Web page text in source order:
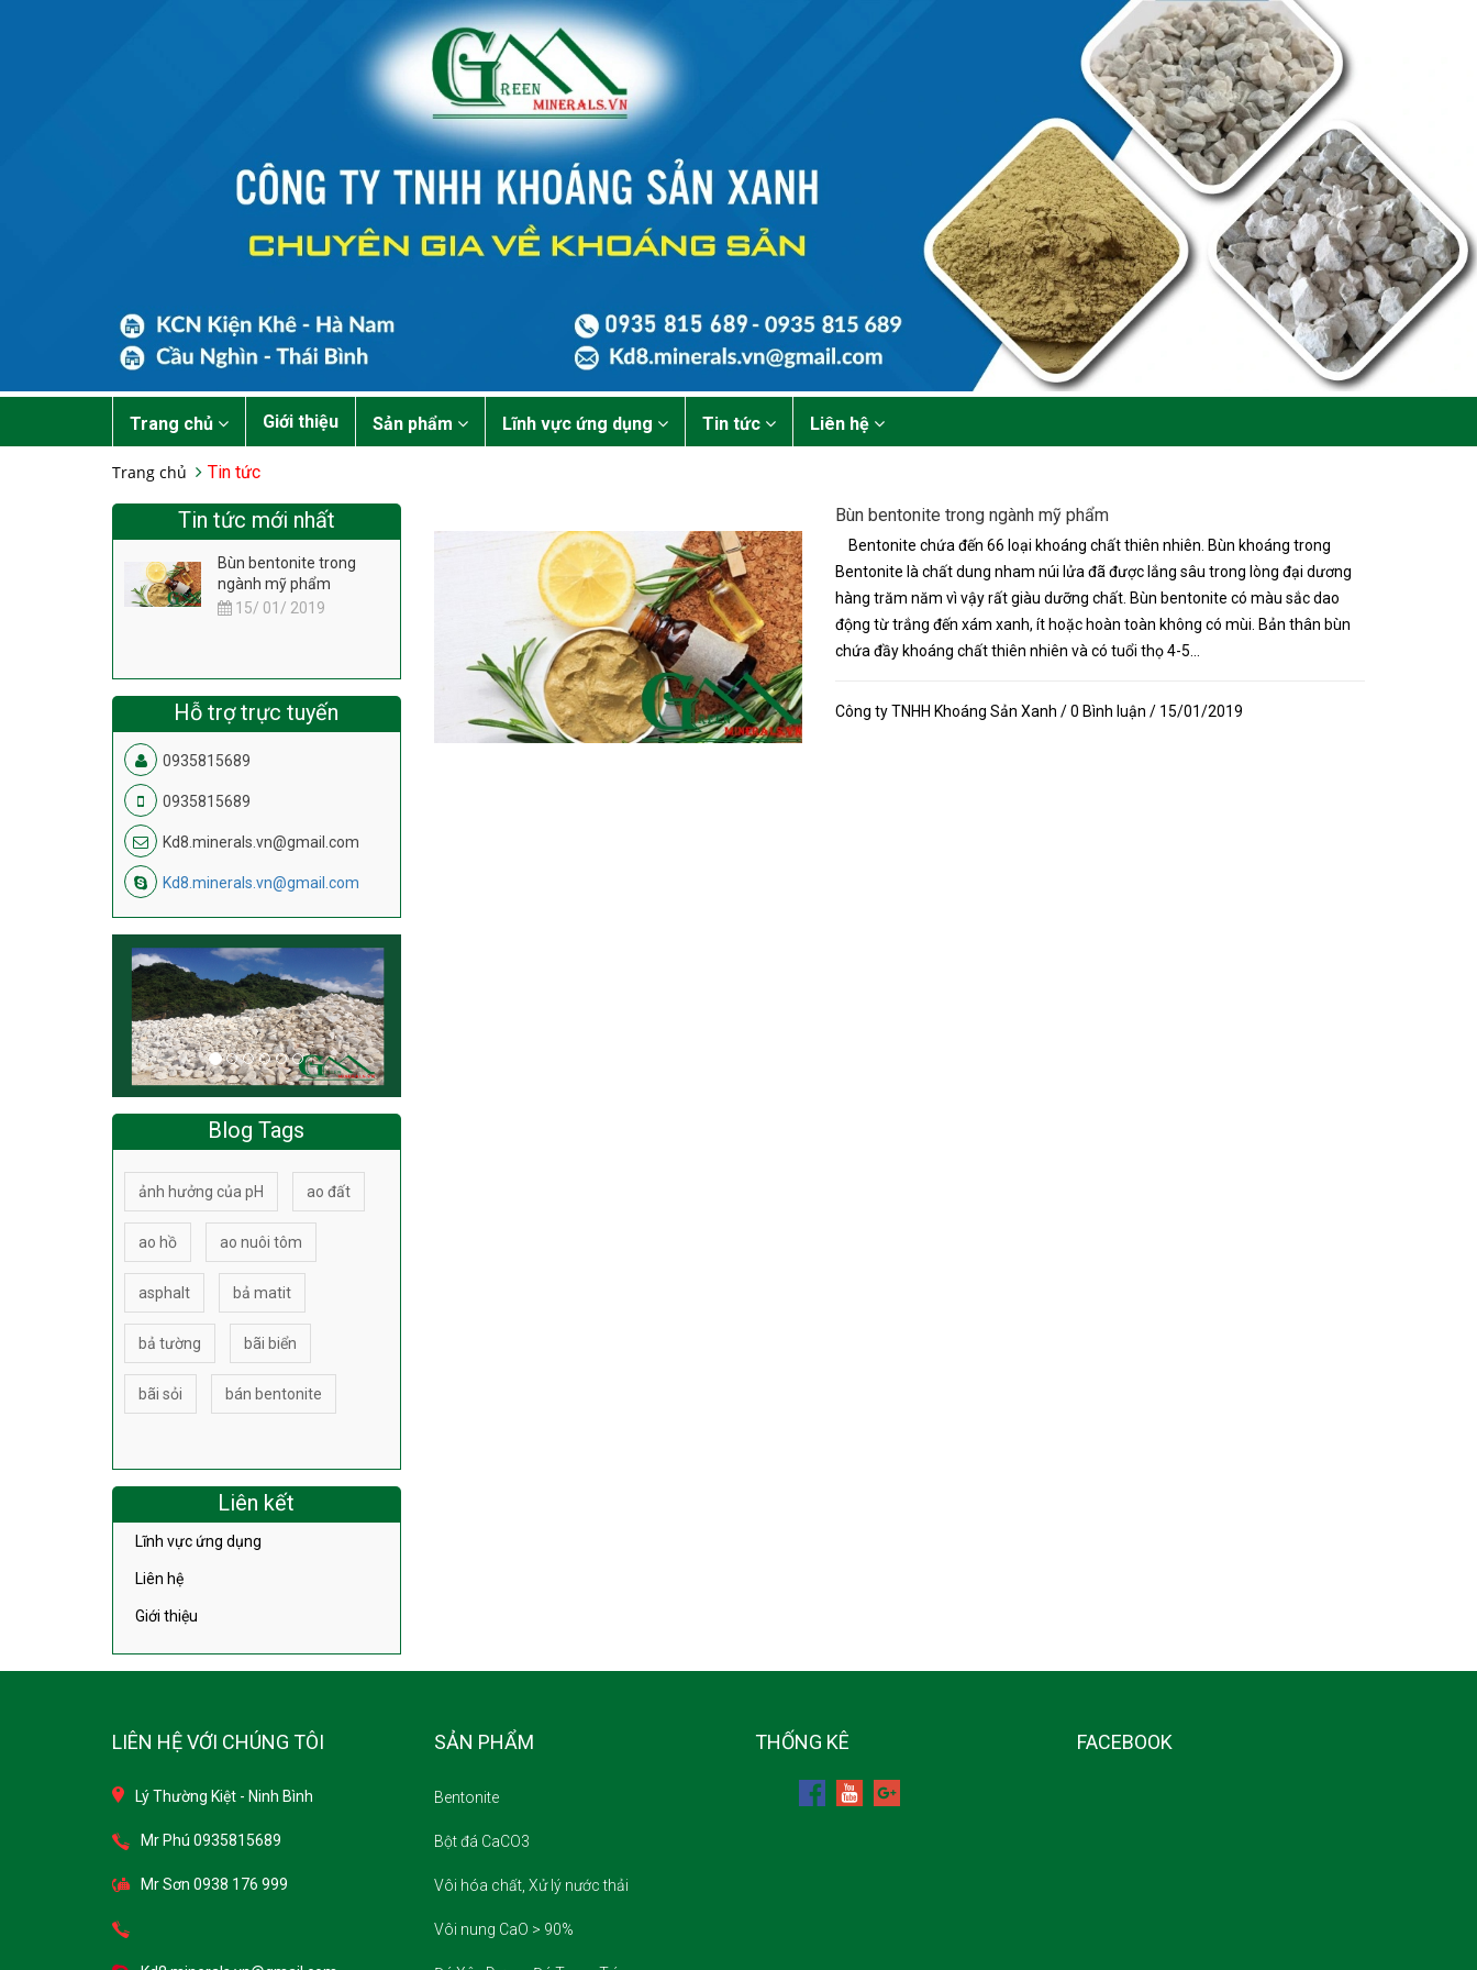
Trang chủ Giới thiệu Sản phẩm Lĩnh vực ứng dụng Tin tức Liên hệ
Trang chủ Tin tức
Bùn bentonite trong ngành mỹ phẩm
Bentonite chứa đến 66 loại khoáng chất thiên nhiên. Bùn khoáng trong
Bentonite là chất dung nham núi lửa đã được lắng sâu trong lòng đại dương
hàng trăm năm vì vậy rất giàu dưỡng chất. Bùn bentonite có màu sắc dao
động từ trắng đến xám xanh, ít hoặc hoàn toàn không có mùi. Bản thân bùn
chứa đầy khoáng chất thiên nhiên và có tuổi thọ 4-5...
Công ty TNHH Khoáng Sản Xanh / 0 Bình luận / 15/01/2019
Tin tức mới nhất
Bùn bentonite trong
ngành mỹ phẩm
15/ 01/ 2019
Hỗ trợ trực tuyến
0935815689
0935815689
Kd8.minerals.vn@gmail.com
Kd8.minerals.vn@gmail.com
Blog Tags
ảnh hưởng của pH ao đất
ao hồ ao nuôi tôm
asphalt bả matit
bả tường bãi biển
bãi sỏi bán bentonite
Liên kết
Lĩnh vực ứng dụng
Liên hệ
Giới thiệu
LIÊN HỆ VỚI CHÚNG TÔI
Lý Thường Kiệt - Ninh Bình
Mr Phú 0935815689
Mr Sơn 0938 176 999
SẢN PHẨM
Bentonite
Bột đá CaCO3
Vôi hóa chất, Xử lý nước thải
Vôi nung CaO > 90%
THỐNG KÊ FACEBOOK